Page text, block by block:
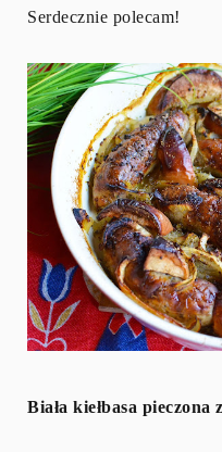
Serdecznie polecam!
Biała kiełbasa